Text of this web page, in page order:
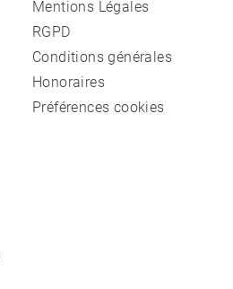
Mentions Légales
RGPD
Conditions générales
Honoraires
Préférences cookies